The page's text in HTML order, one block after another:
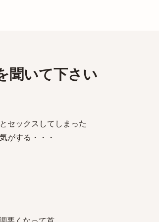
聞いて下さい
セックスしてしまった
がする・・・